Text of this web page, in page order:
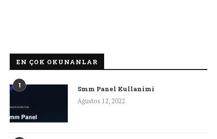
EN ÇOK OKUNANLAR
1
Smm Panel Kullanimi
Ağustos 12, 2022